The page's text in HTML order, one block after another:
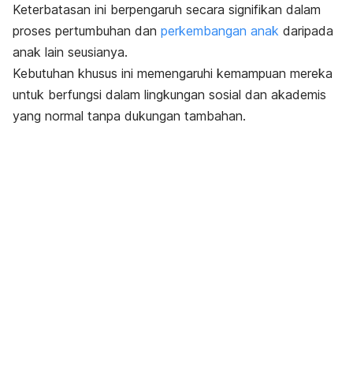
Keterbatasan ini berpengaruh secara signifikan dalam
proses pertumbuhan dan perkembangan anak daripada
anak lain seusianya.
Kebutuhan khusus ini memengaruhi kemampuan mereka
untuk berfungsi dalam lingkungan sosial dan akademis
yang normal tanpa dukungan tambahan.